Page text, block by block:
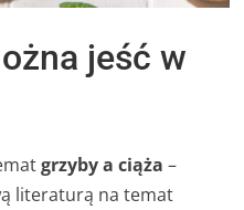
jeść w
grzyby a ciąża –
literaturą na temat